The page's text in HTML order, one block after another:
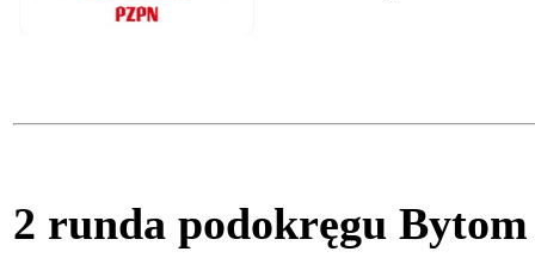
2 runda podokręgu Bytom